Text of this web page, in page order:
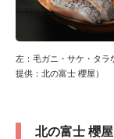
左：毛ガニ・サケ・タ
提供：北の富士 櫻屋）
北の富士 櫻